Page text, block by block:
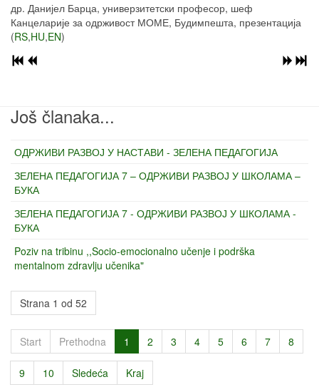
др. Данијел Барца, универзитетски професор, шеф
Канцеларије за одрживост МОМЕ, Будимпешта, презентација
(RS,HU,EN)
Još članaka...
ОДРЖИВИ РАЗВОЈ У НАСТАВИ - ЗЕЛЕНА ПЕДАГОГИЈА
ЗЕЛЕНА ПЕДАГОГИЈА 7 – ОДРЖИВИ РАЗВОЈ У ШКОЛАМА –
БУКА
ЗЕЛЕНА ПЕДАГОГИЈА 7 - ОДРЖИВИ РАЗВОЈ У ШКОЛАМА -
БУКА
Poziv na tribinu ,,Socio-emocionalno učenje i podrška
mentalnom zdravlju učenika"
Strana 1 od 52
Start Prethodna 1 2 3 4 5 6 7 8
9 10 Sledeća Kraj